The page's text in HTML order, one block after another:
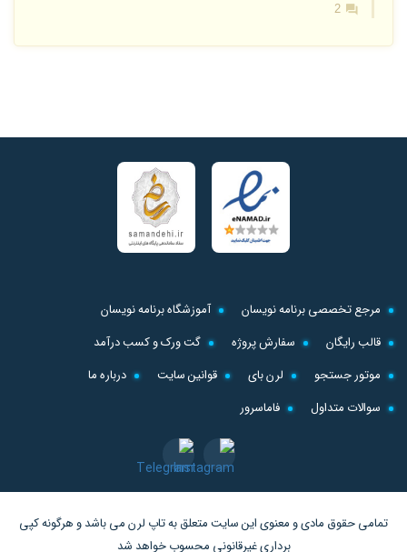
2
مرجع تخصصی برنامه نویسان
آموزشگاه برنامه نویسان
قالب رایگان
سفارش پروژه
گت ورک و کسب درآمد
موتور جستجو
لرن بای قوانین سایت
درباره ما
سوالات متداول
فاماسرور
تمامی حقوق مادی و معنوی این سایت متعلق بهتاپ لرنمی باشد و هرگونه کپی
برداری غیرقانونی محسوب خواهد شد